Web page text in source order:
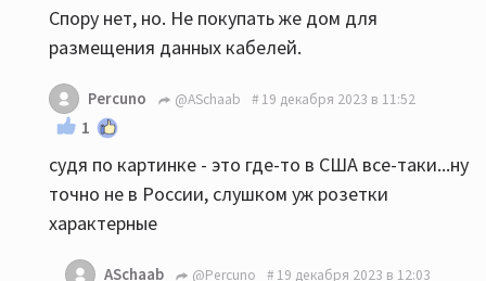
Спору нет, но. Не покупать же дом для
размещения данных кабелей.
Percuno @ASchaab 19 декабря 2023 в 11:52
1
судя по картинке - это где-то в США все-таки...ну
точно не в России, слушком уж розетки
характерные
ASchaab @Percuno 19 декабря 2023 в 12:03